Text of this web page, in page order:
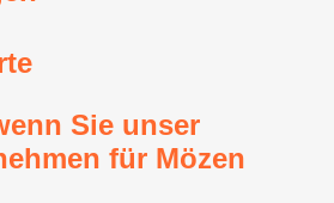
Sie unser
für Mözen